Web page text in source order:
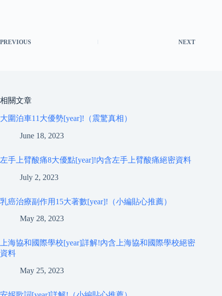
PREVIOUS NEXT
相關文章
大圍泊車11大優勢[year]!（震驚真相）
June 18, 2023
左手上臂酸痛8大優點[year]!內含左手上臂酸痛絕密資料
July 2, 2023
乳癌治療副作用15大著數[year]!（小編貼心推薦）
May 28, 2023
上海協和國際學校[year]詳解!內含上海協和國際學校絕密
資料
May 25, 2023